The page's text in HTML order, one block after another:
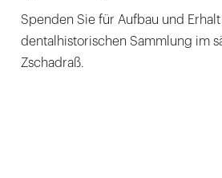
Spenden Sie für Aufbau und
dentalhistorischen Sammlung im
Zschadraß.